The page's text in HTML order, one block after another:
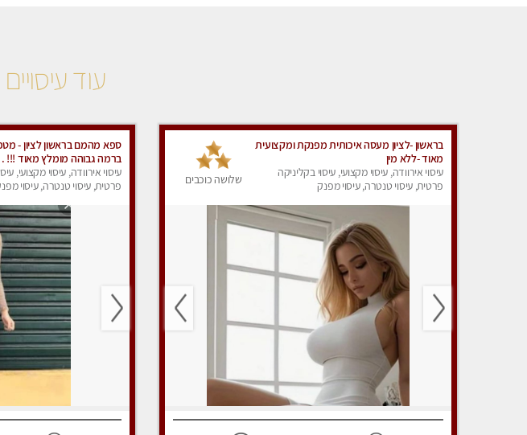
עוד
בראשון -לציון מעסה איכותית מפנקת ומקצועית
מאוד -ללא מין
עיסוי אירוודה, עיסוי מקצועי, עיסוי בקליניקה
פרטית, עיסוי טנטרה, עיסוי מפנק
שלושה כוכבים
ספא מהמם בראשון לציון -
נוספים במקום -ללא מין !!
עיסוי אירוודה, עיסוי מקצועי,
פרטית, עיסוי טנטרה, עיסוי